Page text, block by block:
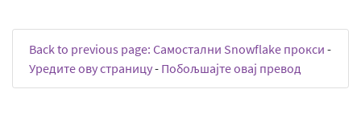
Back to previous page: Самостални Snowflake прокси -
Уредите ову страницу- Побољшајте овај превод